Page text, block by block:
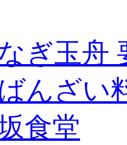
ぎ玉舟
んざい
食堂